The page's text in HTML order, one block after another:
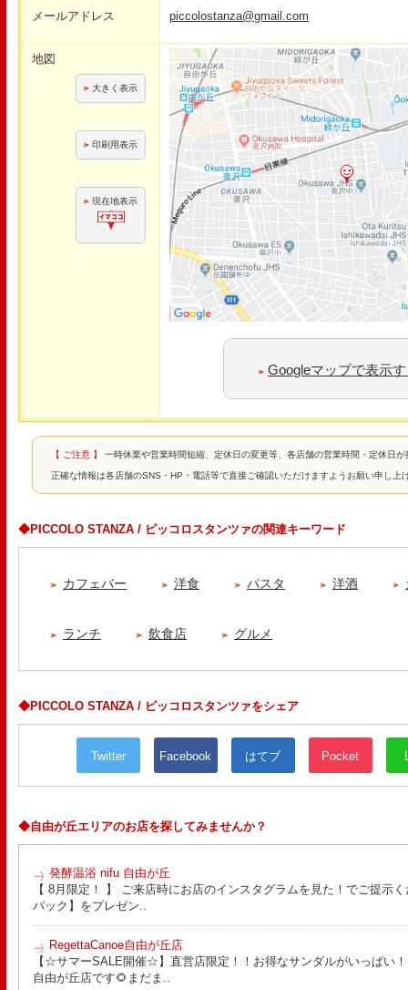
メールアドレス piccolostanza@gmail.com
地図
大きく表示
印刷用表示
現在地表示
Googleマップで表示
【 ご注意 】 一時休業や営業時間短縮、定休日の変更等、各店舗の営業時間・定休日
正確な情報は各店舗のSNS・HP・電話等で直接ご確認いただけますようお願い申し上
◆PICCOLO STANZA / ピッコロスタンツァの関連キーワード
カフェバー 洋食 パスタ 洋酒
ランチ 飲食店 グルメ
◆PICCOLO STANZA / ピッコロスタンツァをシェア
Twitter Facebook はてブ Pocket
◆自由が丘エリアのお店を探してみませんか？
発酵温浴 nifu 自由が丘
【 8月限定！ 】 ご来店時にお店のインスタグラムを見た！でご提示
パック】をプレゼン..
RegettaCanoe自由が丘店
【☆サマーSALE開催☆】直営店限定！！お得なサンダルがいっぱい
自由が丘店です🌻まだま..